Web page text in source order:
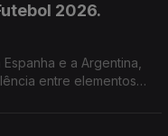
2026.
e a Argentina,
entre elementos